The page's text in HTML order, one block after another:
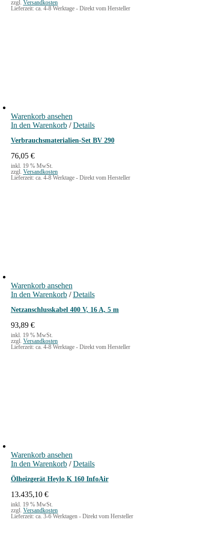
zzgl. Versandkosten
Lieferzeit: ca. 4-8 Werktage - Direkt vom Hersteller
Warenkorb ansehen
In den Warenkorb / Details
Verbrauchsmaterialien-Set BV 290
76,05 €
inkl. 19 % MwSt.
zzgl. Versandkosten
Lieferzeit: ca. 4-8 Werktage - Direkt vom Hersteller
Warenkorb ansehen
In den Warenkorb / Details
Netzanschlusskabel 400 V, 16 A, 5 m
93,89 €
inkl. 19 % MwSt.
zzgl. Versandkosten
Lieferzeit: ca. 4-8 Werktage - Direkt vom Hersteller
Warenkorb ansehen
In den Warenkorb / Details
Ölheizgerät Heylo K 160 InfoAir
13.435,10 €
inkl. 19 % MwSt.
zzgl. Versandkosten
Lieferzeit: ca. 3-6 Werktagen - Direkt vom Hersteller